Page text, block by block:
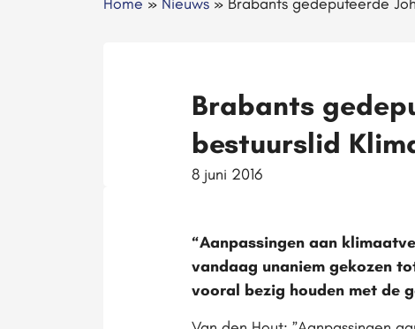
Brabants
bestuurslid
8 juni 2016
“Aanpassingen aan
vandaag unaniem gekozen
vooral bezig houden met de